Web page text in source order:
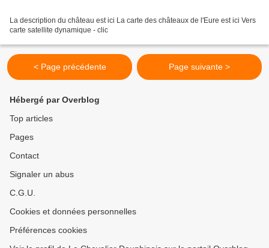
La description du château est ici La carte des châteaux de l'Eure est ici Vers
carte satellite dynamique - clic
< Page précédente Page suivante >
Hébergé par Overblog
Top articles
Pages
Contact
Signaler un abus
C.G.U.
Cookies et données personnelles
Préférences cookies